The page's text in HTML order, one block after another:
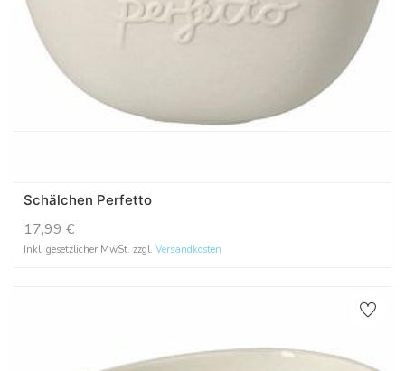
Schälchen Perfetto
17,99 €
Inkl. gesetzlicher MwSt. zzgl. Versandkosten